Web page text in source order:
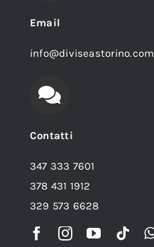
Email
info@diviseastorino.com
Contatti
347 333 7601
378 431 1912
329 573 6628